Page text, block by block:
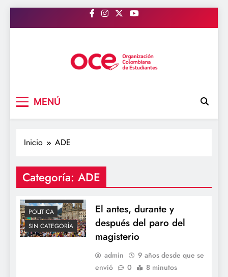
al
MENÚ
Inicio ADE
Categoría: ADE
JORNADA ÚNICA
OCECOLOMBIA
ORGANIZACIÓN
COLOMBIANA DE
ESTUDIANTES
POLITICA
SIN CATEGORÍA
El antes, durante y
después del paro del
magisterio
admin
9 años desde que se
envió
0 8 minutos